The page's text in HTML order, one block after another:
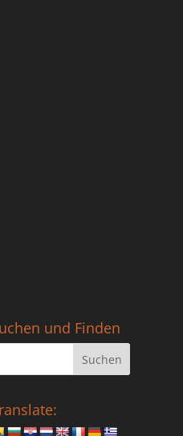
und Finden